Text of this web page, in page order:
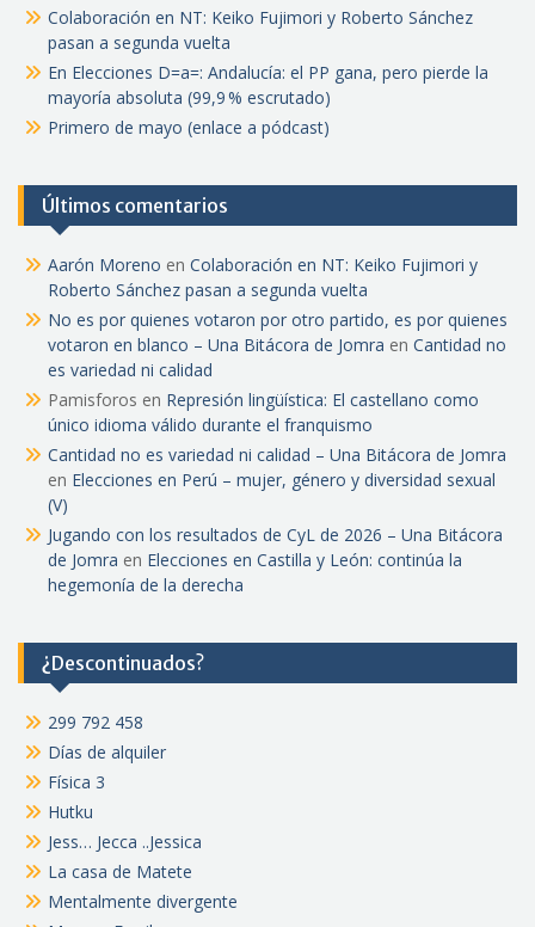
Colaboración en NT: Keiko Fujimori y Roberto Sánchez
pasan a segunda vuelta
En Elecciones D=a=: Andalucía: el PP gana, pero pierde la
mayoría absoluta (99,9 % escrutado)
Primero de mayo (enlace a pódcast)
Últimos comentarios
Aarón Moreno en Colaboración en NT: Keiko Fujimori y
Roberto Sánchez pasan a segunda vuelta
No es por quienes votaron por otro partido, es por quienes
votaron en blanco – Una Bitácora de Jomra en Cantidad no
es variedad ni calidad
Pamisforos en Represión lingüística: El castellano como
único idioma válido durante el franquismo
Cantidad no es variedad ni calidad – Una Bitácora de Jomra
en Elecciones en Perú – mujer, género y diversidad sexual
(V)
Jugando con los resultados de CyL de 2026 – Una Bitácora
de Jomra en Elecciones en Castilla y León: continúa la
hegemonía de la derecha
¿Descontinuados?
299 792 458
Días de alquiler
Física 3
Hutku
Jess… Jecca ..Jessica
La casa de Matete
Mentalmente divergente